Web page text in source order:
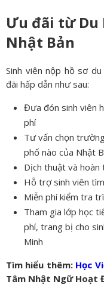
Ưu đãi từ Du
Nhật Bản
Sinh viên nộp hồ sơ
đãi hấp dẫn như sau:
Đưa đón sinh viên
phí
Tư vấn chọn
phố nào của Nhật
Dịch thuật và hoàn
Hỗ trợ sinh viên
Miễn phí kiểm tra
Tham gia lớp học
phí, trang bị cho
Minh
Tìm hiểu thêm: Học
Tâm Nhật Ngữ Hoạt